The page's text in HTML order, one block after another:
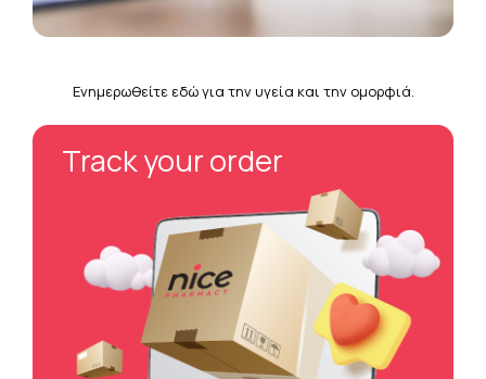
Ενημερωθείτε εδώ για την υγεία και την ομορφιά.
Track your order